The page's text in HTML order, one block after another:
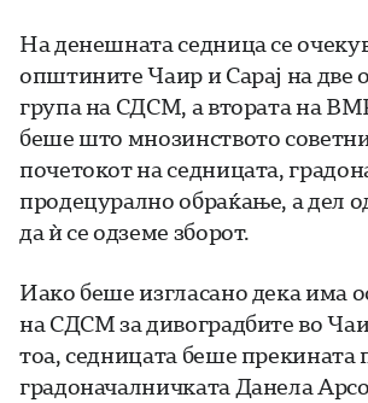
На денешната седница се
општините Чаир и Сарај на две
група на СДСМ, а втората на
беше што мнозинството
почетокот на седницата,
продецурално обраќање, а дел
да ѝ се одземе зборот.
Иако беше изгласано дека има
на СДСМ за дивоградбите во
тоа, седницата беше прекината
градоначалничката Данела